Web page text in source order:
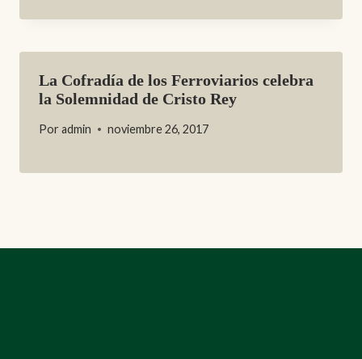
La Cofradía de los Ferroviarios celebra
la Solemnidad de Cristo Rey
Por admin noviembre 26, 2017